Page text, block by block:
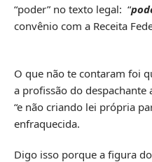
“poder” no texto legal: “
convênio com a Receita
O que não te contaram foi
a profissão do despachante
“e não criando lei própria
enfraquecida.
Digo isso porque a figura